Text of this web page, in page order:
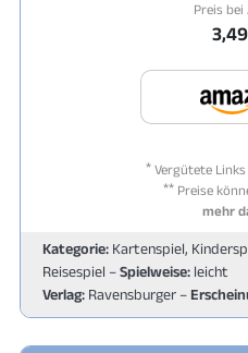
Preis bei
*Vergütete
**Preise
mehr
Kategorie: Kartenspiel,
Reisespiel –Spielweise: leicht
Verlag: Ravensburger –